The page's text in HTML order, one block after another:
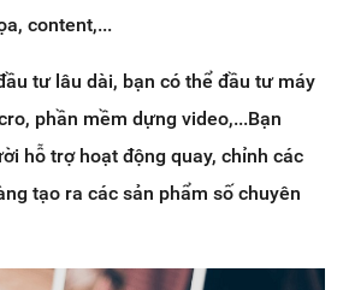
content,...
tư lâu dài, bạn có thể đầu tư máy
phần mềm dựng video,...Bạn
hỗ trợ hoạt động quay, chỉnh các
tạo ra các sản phẩm số chuyên